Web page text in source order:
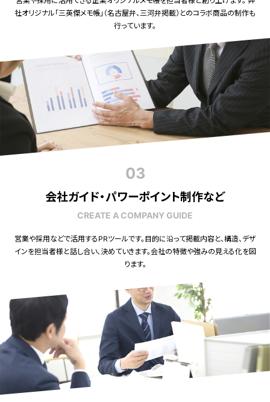
社オリジナル「三英傑メモ帳」（名古屋弁、三河弁掲載）とのコラボ商品の制作も
行っています。
03
会社ガイド・パワーポイント制作など
CREATE A COMPANY GUIDE
営業や採用などで活用するPRツールです。目的に沿って掲載内容と、構造、デザ
インを担当者様と話し合い、決めていきます。会社の特徴や強みの見える化を図
ります。